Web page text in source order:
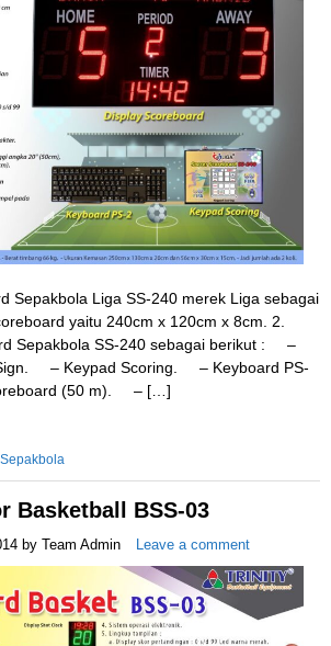
Sepakbola Liga SS-240 merek Liga sebagai
yaitu 240cm x 120cm x 8cm. 2.
Sepakbola SS-240 sebagai berikut : –
– Keypad Scoring. – Keyboard PS-
(50 m). – […]
Sepakbola
Basketball BSS-03
by Team Admin Leave a comment